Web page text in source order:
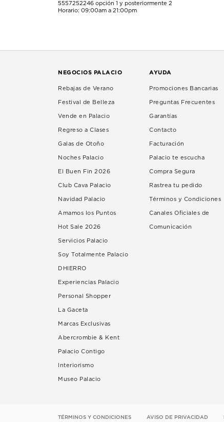
5557252246 opción 1 y posteriormente 2
Horario: 09:00am a 21:00pm
NEGOCIOS PALACIO
Rebajas de Verano
Festival de Belleza
Vende en Palacio
Regreso a Clases
Galas de Otoño
Noches Palacio
El Buen Fin 2026
Club Cava Palacio
Navidad Palacio
Amamos los Puntos
Hot Sale 2026
Servicios Palacio
Soy Totalmente Palacio
DHIERRO
Experiencias Palacio
Personal Shopper
La Gaceta
Marcas Exclusivas
Abercrombie & Kent
Palacio Contigo
Interiorismo
Museo Palacio
AYUDA
Promociones Bancarias
Preguntas Frecuentes
Garantías
Contacto
Facturación
Palacio te escucha
Compra Segura
Rastrea tu pedido
Términos y Condiciones
Canales Oficiales de
Comunicación
TÉRMINOS Y CONDICIONES AVISO DE PRIVACIDAD